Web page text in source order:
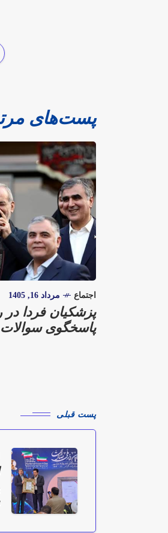
پست‌های
اجتماع مرداد 16, 1405
پزشکیان فردا در
پاسخگوی
پست قبلی